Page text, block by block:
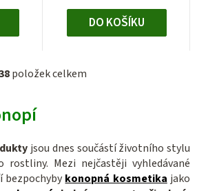
DO KOŠÍKU
O
d
a
c
položek celkem
jsou dnes součástí životního stylu
rostliny. Mezi nejčastěji vyhledávané
konopná kosmetika jako